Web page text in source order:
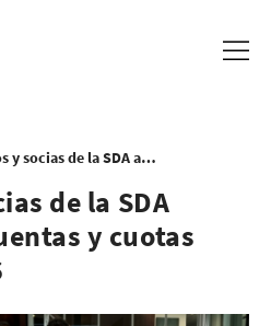
Los socios y socias de la SDA aprueban las cuentas y cuotas para la 2025-26
de la SDA
y cuotas